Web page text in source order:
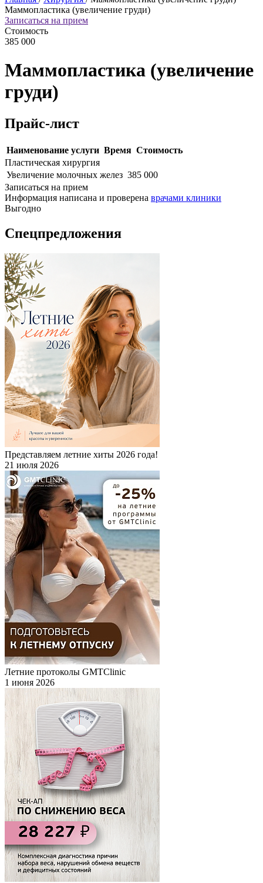
Маммопластика (увеличение груди)
Записаться на прием
Стоимость
385 000
Маммопластика (увеличение
груди)
Прайс-лист
Наименование услуги Время Стоимость
Пластическая хирургия
Увеличение молочных желез 385 000
Записаться на прием
Информация написана и проверена врачами клиники
Выгодно
Спецпредложения
Представляем летние хиты 2026 года!
21 июля 2026
Летние протоколы GMTClinic
1 июня 2026